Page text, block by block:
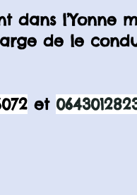
dans l’Yonne
de le
et